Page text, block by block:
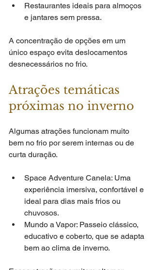
Restaurantes ideais para almoços
e jantares sem pressa.
A concentração de opções em um
único espaço evita deslocamentos
desnecessários no frio.
Atrações temáticas
próximas no inverno
Algumas atrações funcionam muito
bem no frio por serem internas ou de
curta duração.
Space Adventure Canela: Uma
experiência imersiva, confortável e
ideal para dias mais frios ou
chuvosos.
Mundo a Vapor: Passeio clássico,
educativo e coberto, que se adapta
bem ao clima de inverno.